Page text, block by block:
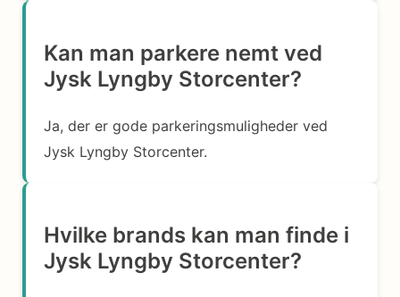
Kan man parkere nemt ved
Jysk Lyngby Storcenter?
Ja, der er gode parkeringsmuligheder ved
Jysk Lyngby Storcenter.
Hvilke brands kan man finde i
Jysk Lyngby Storcenter?